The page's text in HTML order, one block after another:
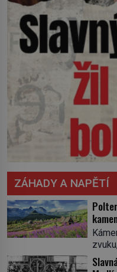
ZÁHADY A NAPĚTÍ